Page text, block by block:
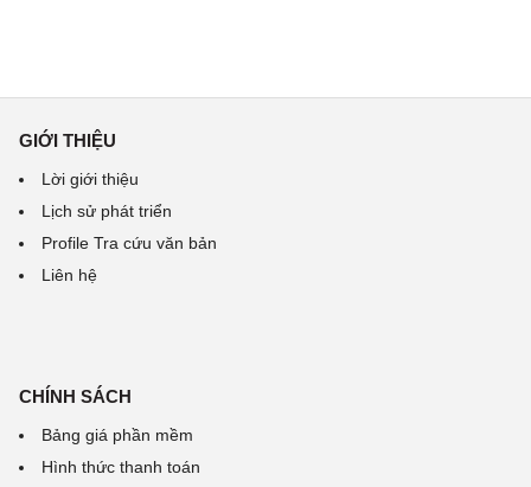
GIỚI THIỆU
Lời giới thiệu
Lịch sử phát triển
Profile Tra cứu văn bản
Liên hệ
CHÍNH SÁCH
Bảng giá phần mềm
Hình thức thanh toán